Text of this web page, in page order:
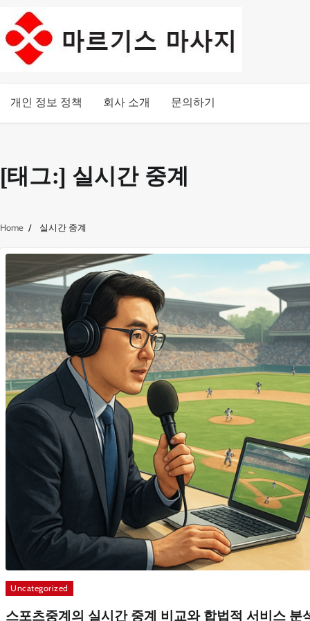
content
개인 정보 정책 회사 소개 문의하기
[태그:] 실시간 중계
Home 실시간 중계
Uncategorized
스포츠중계의 실시간 중계 비교와 합법적 서비스 분